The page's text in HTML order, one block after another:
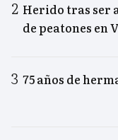
Herido tras ser
de peatones en
75 años de